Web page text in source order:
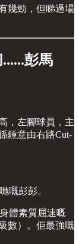
幾勁，但睇過場
彭馬
，左腳球員，主
鍾意由右路Cut-
嘅彭彭。
體素質屈速嘅
數）。佢最強嘅